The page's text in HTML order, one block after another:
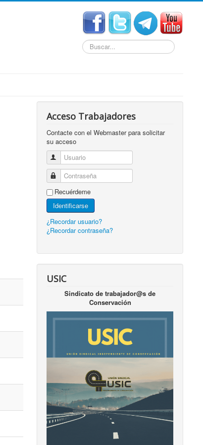
Buscar...
Acceso Trabajadores
Contacte con el Webmaster para solicitar
su acceso
Usuario
Contraseña
Recuérdeme
Identificarse
¿Recordar usuario?
¿Recordar contraseña?
USIC
Sindicato de trabajador@s de
Conservación